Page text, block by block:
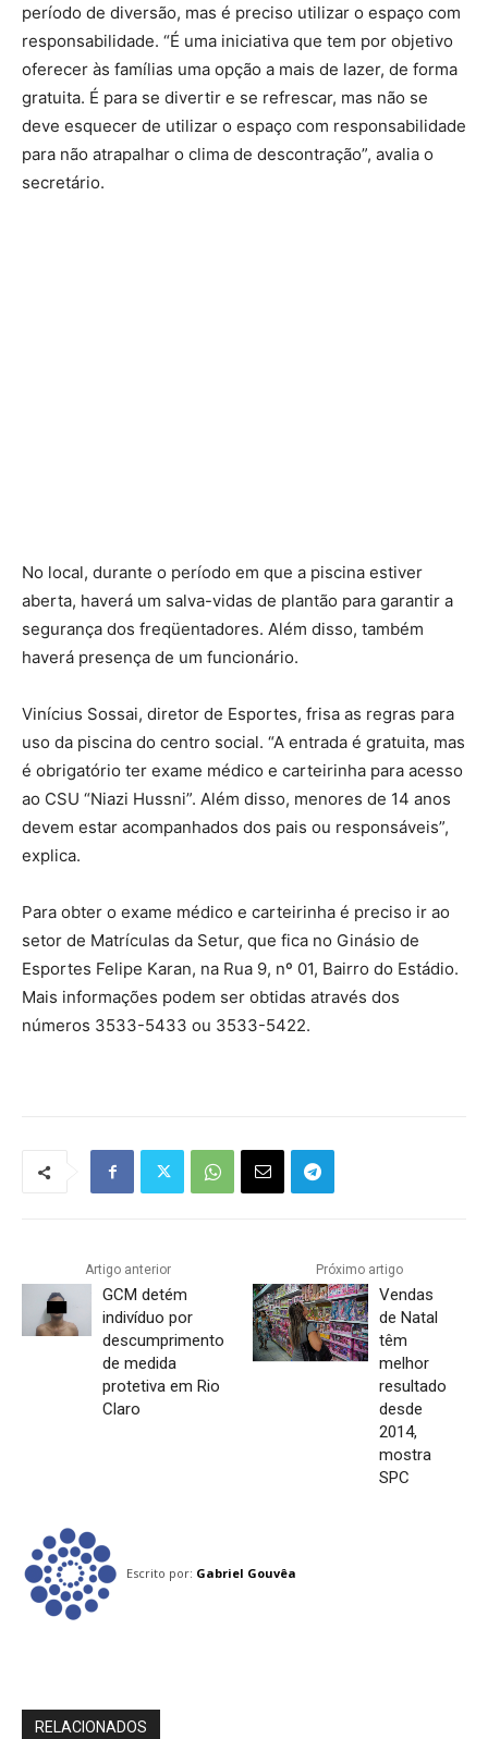
período de diversão, mas é preciso utilizar o espaço com
responsabilidade. “É uma iniciativa que tem por objetivo
oferecer às famílias uma opção a mais de lazer, de forma
gratuita. É para se divertir e se refrescar, mas não se
deve esquecer de utilizar o espaço com responsabilidade
para não atrapalhar o clima de descontração”, avalia o
secretário.
No local, durante o período em que a piscina estiver
aberta, haverá um salva-vidas de plantão para garantir a
segurança dos freqüentadores. Além disso, também
haverá presença de um funcionário.
Vinícius Sossai, diretor de Esportes, frisa as regras para
uso da piscina do centro social. “A entrada é gratuita, mas
é obrigatório ter exame médico e carteirinha para acesso
ao CSU “Niazi Hussni”. Além disso, menores de 14 anos
devem estar acompanhados dos pais ou responsáveis”,
explica.
Para obter o exame médico e carteirinha é preciso ir ao
setor de Matrículas da Setur, que fica no Ginásio de
Esportes Felipe Karan, na Rua 9, nº 01, Bairro do Estádio.
Mais informações podem ser obtidas através dos
números 3533-5433 ou 3533-5422.
Artigo anterior
GCM detém
indivíduo por
descumprimento
de medida
protetiva em Rio
Claro
Próximo artigo
Vendas
de Natal
têm
melhor
resultado
desde
2014,
mostra
SPC
Escrito por: Gabriel Gouvêa
RELACIONADOS